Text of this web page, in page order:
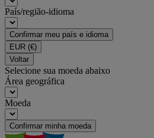
País/região-idioma
Confirmar meu país e idioma
EUR (€)
Voltar
Selecione sua moeda abaixo
Área geográfica
Moeda
Confirmar minha moeda